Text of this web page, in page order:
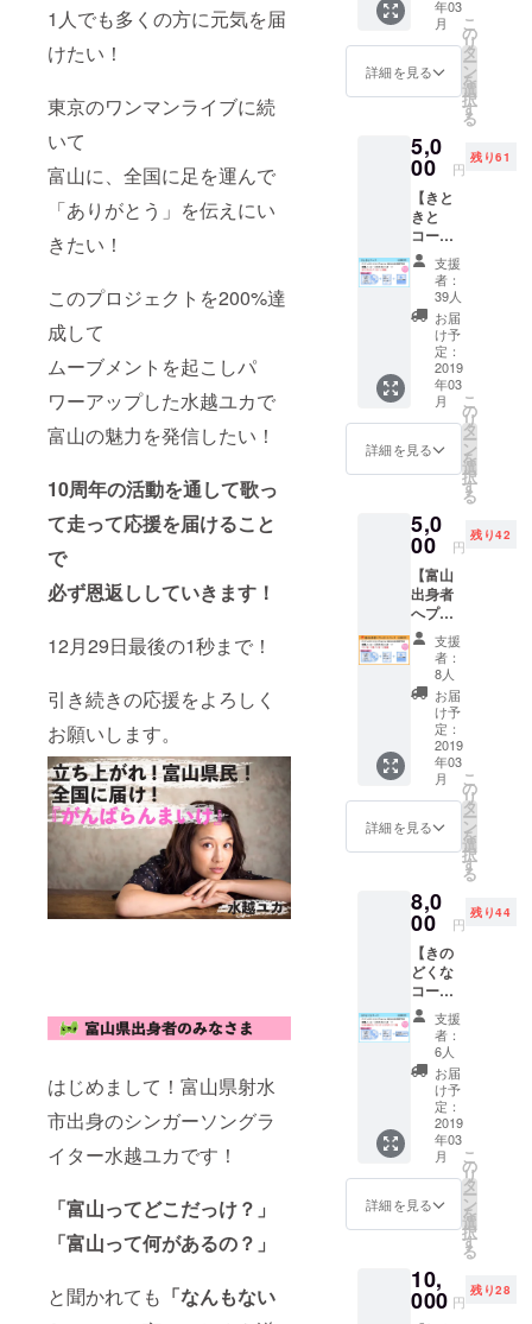
1人でも多くの方に元気を届
けたい！
東京のワンマンライブに続
いて
富山に、全国に足を運んで
「ありがとう」を伝えにい
きたい！
このプロジェクトを200%達
成して
ムーブメントを起こしパ
ワーアップした水越ユカで
富山の魅力を発信したい！
10周年の活動を通して歌っ
て走って応援を届けること
で
必ず恩返ししていきます！
12月29日最後の1秒まで！
引き続きの応援をよろしく
お願いします。
はじめまして！富山県射水
市出身のシンガーソングラ
イター水越ユカです！
「富山ってどこだっけ？」
「富山って何があるの？」
と聞かれても 「なんもない
ン入り
ミニア
ルバム2
枚セッ
ト 富山
弁の応
「あい
のかぜ
２」
「Singe
rSongR
unner」
②ポス
トカー
ド 水越
ユカ直
筆メッ
セージ
付き
年03
月
詳細を見る
こ
の
リ
タ
ー
ン
を
選
択
す
る
5,0
00 円
残り61
【きと
きと
コー
ス】 富
山弁で
「新
鮮」の
意味。
できた
てのア
ルバム
を先行
お届け
しま
す！ ①
サイン
ストア
ルバム
発売日
より前
に先行
お届け
♡ ②ポ
スト
カード
水越ユ
カ直筆
メッ
セージ
付き ③
メッ
セージ
動画 感
お届け
しま
す。
支援
者：
39人
お届
け予
定：
2019
年03
月
詳細を見る
こ
の
リ
タ
ー
ン
を
選
択
す
る
5,0
00 円
残り42
【富山
出身者
へプレ
ゼント
コー
ス】 富
山出身
者のあ
の人に
届け！
水越ユ
カから
送り先
の方へ
メッ
セージ
けしま
す。 ①
サイン
入りベ
ストア
ルバム
発売日
より前
に先行
お届け
スト
カード
水越ユ
カ直筆
メッ
セージ
動画 感
謝の気
持ちを
支援
者：
8人
お届
け予
定：
2019
年03
月
詳細を見る
こ
の
リ
タ
ー
ン
を
選
択
す
る
8,0
00 円
残り44
【きの
どくな
コー
ス】 富
山弁で
「あり
がと
う」の
意味。
本当に
10年間
ありが
とうご
ざいま
す！！
ベスト
ムとワ
ンマン
チケッ
支援
者：
6人
お届
け予
定：
2019
年03
月
詳細を見る
こ
の
リ
タ
ー
ン
を
選
択
す
る
10,
000 円
残り28